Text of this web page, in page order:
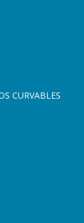
CURVABLES